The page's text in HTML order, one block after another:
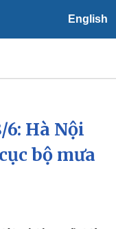
English
thời tiết
Hà Nội
bộ mưa